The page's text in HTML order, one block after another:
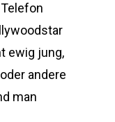
ewig jung,
andere
man